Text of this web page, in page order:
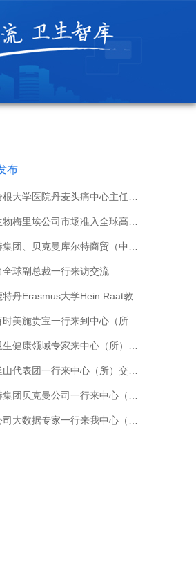
布
全球副总裁一行来访交流